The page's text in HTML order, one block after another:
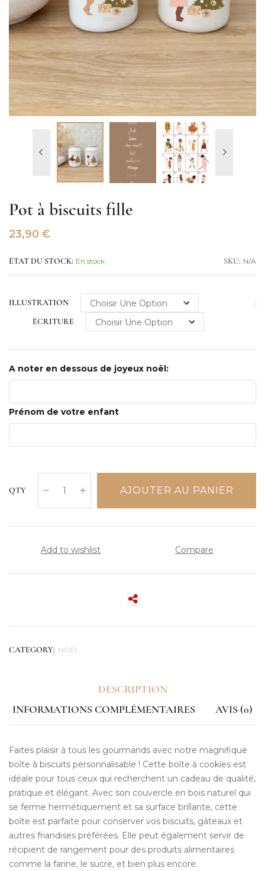
Pot à biscuits fille
23,90 €
ÉTAT DU STOCK: En stock SKU: N/A
ILLUSTRATION
ÉCRITURE
A noter en dessous de joyeux noël:
Prénom de votre enfant
QTY AJOUTER AU PANIER
Add to wishlist Compare
CATEGORY: NOËL
DESCRIPTION
INFORMATIONS COMPLÉMENTAIRES
AVIS (0)
Faites plaisir à tous les gourmands avec notre magnifique
boîte à biscuits personnalisable ! Cette boîte à cookies est
idéale pour tous ceux qui recherchent un cadeau de qualité,
pratique et élégant. Avec son couvercle en bois naturel qui
se ferme hermétiquement et sa surface brillante, cette
boîte est parfaite pour conserver vos biscuits, gâteaux et
autres friandises préférées. Elle peut également servir de
récipient de rangement pour des produits alimentaires
comme la farine, le sucre, et bien plus encore.